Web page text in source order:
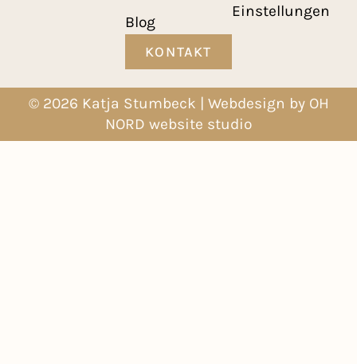
Blog
KONTAKT
Einstellungen
© 2026 Katja Stumbeck | Webdesign by OH
NORD website studio